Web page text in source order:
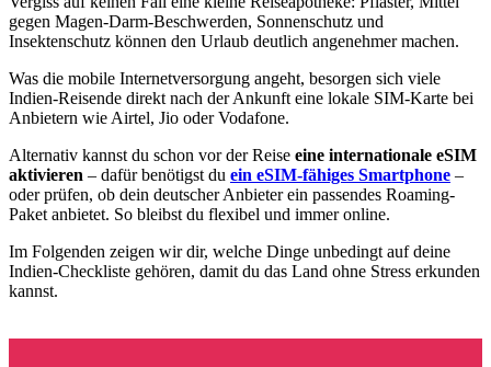
gegen Magen-Darm-Beschwerden, Sonnenschutz und
Insektenschutz können den Urlaub deutlich angenehmer machen.
Was die mobile Internetversorgung angeht, besorgen sich viele
Indien-Reisende direkt nach der Ankunft eine lokale SIM-Karte bei
Anbietern wie Airtel, Jio oder Vodafone.
Alternativ kannst du schon vor der Reise eine internationale eSIM
aktivieren – dafür benötigst du ein eSIM-fähiges Smartphone –
oder prüfen, ob dein deutscher Anbieter ein passendes Roaming-
Paket anbietet. So bleibst du flexibel und immer online.
Im Folgenden zeigen wir dir, welche Dinge unbedingt auf deine
Indien-Checkliste gehören, damit du das Land ohne Stress erkunden
kannst.